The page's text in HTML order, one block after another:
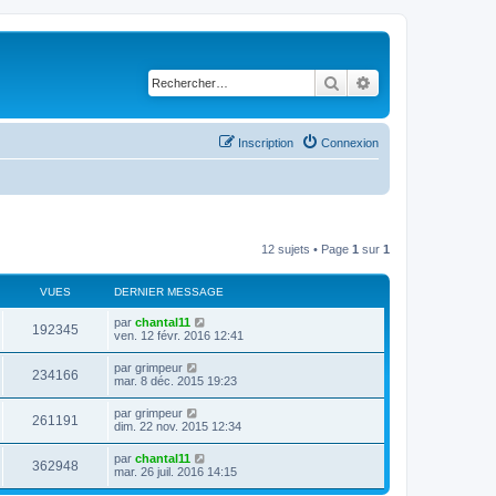
Rechercher
Connexion
Inscription
12 sujets • Page 1 sur 1
VUES DERNIER MESSAGE
192345
u
D
e
i
e
r
m
e
s
s
a
g
e
par chantal11
ven. 12 févr. 2016 12:41
234166
u
D
e
i
e
r
m
e
s
par grimpeur
mar. 8 déc. 2015 19:23
261191
u
D
e
i
e
r
par grimpeur
dim. 22 nov. 2015 12:34
362948
D
e
par chantal11
mar. 26 juil. 2016 14:15